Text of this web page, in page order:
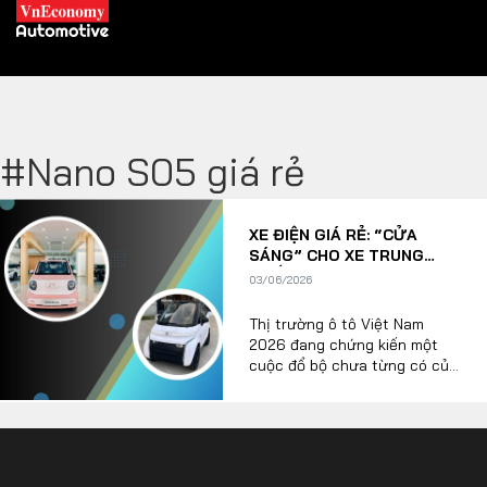
Trang chủ
Tiêu điểm
XE XANH
Xe khác
Hybrid
Xe điện
THỊ TRƯỜNG XE
#Nano S05 giá rẻ
XE ĐIỆN GIÁ RẺ: “CỬA
SÁNG” CHO XE TRUNG
QUỐC TẠI VIỆT NAM?
03/06/2026
Thị trường ô tô Việt Nam
2026 đang chứng kiến một
cuộc đổ bộ chưa từng có của
đồng, thậm chí rẻ hơn cả một